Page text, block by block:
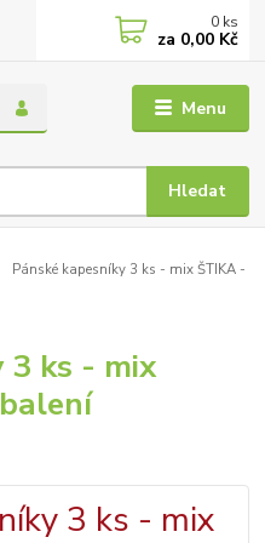
Menu
Hledat
0 ks
za 0,00 Kč
Pánské kapesníky 3 ks - mix ŠTIKA -
3 ks - mix